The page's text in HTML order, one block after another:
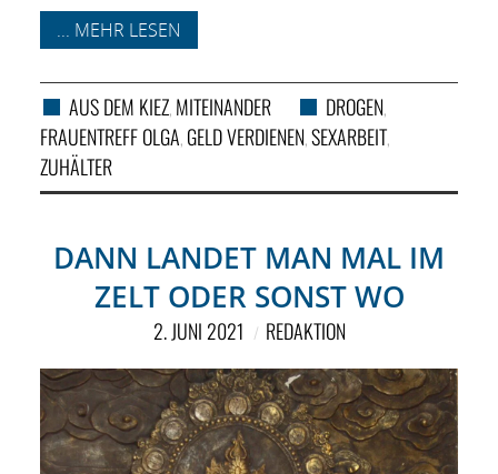
... MEHR LESEN
AUS DEM KIEZ, MITEINANDER DROGEN,
FRAUENTREFF OLGA, GELD VERDIENEN,SEXARBEIT,
ZUHÄLTER
DANN LANDET MAN MAL IM
ZELT ODER SONST WO
2. JUNI 2021 REDAKTION